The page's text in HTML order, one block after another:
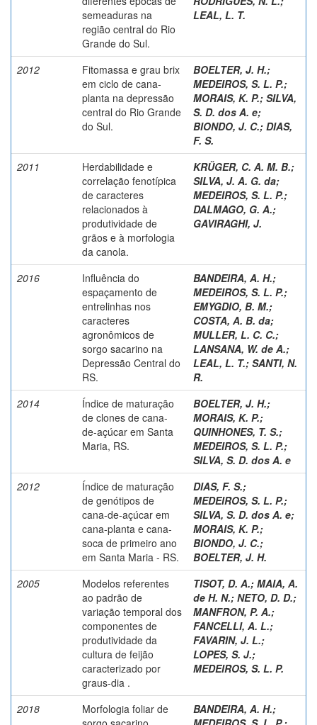
semeaduras na
região central do Rio
Grande do Sul.
LEAL, L. T.
2012
Fitomassa e grau brix
em ciclo de cana-
planta na depressão
central do Rio Grande
do Sul.
BOELTER, J. H.;
MEDEIROS, S. L. P.;
MORAIS, K. P.; SILVA,
S. D. dos A. e;
BIONDO, J. C.; DIAS,
F. S.
2011
Herdabilidade e
correlação fenotípica
de caracteres
relacionados à
produtividade de
grãos e à morfologia
da canola.
KRÜGER, C. A. M. B.;
SILVA, J. A. G. da;
MEDEIROS, S. L. P.;
DALMAGO, G. A.;
GAVIRAGHI, J.
2016
Influência do
espaçamento de
entrelinhas nos
caracteres
agronômicos de
sorgo sacarino na
Depressão Central do
RS.
BANDEIRA, A. H.;
MEDEIROS, S. L. P.;
EMYGDIO, B. M.;
COSTA, A. B. da;
MULLER, L. C. C.;
LANSANA, W. de A.;
LEAL, L. T.; SANTI, N.
R.
2014
Índice de maturação
de clones de cana-
de-açúcar em Santa
Maria, RS.
BOELTER, J. H.;
MORAIS, K. P.;
QUINHONES, T. S.;
MEDEIROS, S. L. P.;
SILVA, S. D. dos A. e
2012
Índice de maturação
de genótipos de
cana-de-açúcar em
cana-planta e cana-
soca de primeiro ano
em Santa Maria - RS.
DIAS, F. S.;
MEDEIROS, S. L. P.;
SILVA, S. D. dos A. e;
MORAIS, K. P.;
BIONDO, J. C.;
BOELTER, J. H.
2005
Modelos referentes
ao padrão de
variação temporal dos
componentes de
produtividade da
cultura de feijão
caracterizado por
graus-dia .
TISOT, D. A.; MAIA, A.
de H. N.; NETO, D. D.;
MANFRON, P. A.;
FANCELLI, A. L.;
FAVARIN, J. L.;
LOPES, S. J.;
MEDEIROS, S. L. P.
2018
Morfologia foliar de
BANDEIRA, A. H.;